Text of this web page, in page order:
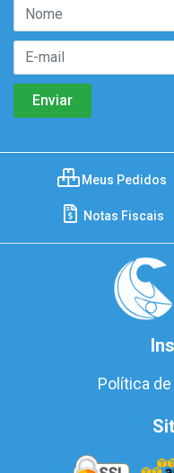
Meus Pedidos
Notas Fiscais
Política